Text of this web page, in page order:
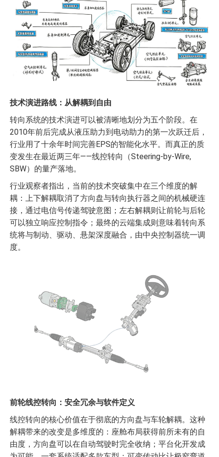
技术演进路线：从解耦到自由
转向系统的技术演进可以被清晰地划分为五个阶段。在
2010年前后完成从液压助力到电动助力的第一次跃迁后，
行业用了十余年时间完善EPS的智能化水平。而真正的质
变发生在最近两三年——线控转向（Steering-by-Wire,
SBW）的量产落地。
行业观察者指出，当前的技术突破集中在三个维度的解
耦：上下解耦取消了方向盘与转向执行器之间的机械硬连
接，通过电信号传递驾驶意图；左右解耦则让前轮与后轮
可以独立响应控制指令；最终的云端集成则意味着转向系
统将与制动、驱动、悬架深度融合，由中央控制器统一调
度。
前轮线控转向：安全冗余与软件定义
线控转向的核心价值在于彻底的方向盘与车轮解耦。这种
解耦带来的改变是多维度的：座舱布局获得前所未有的自
由度，方向盘可以在自动驾驶时完全收纳；平台化开发成